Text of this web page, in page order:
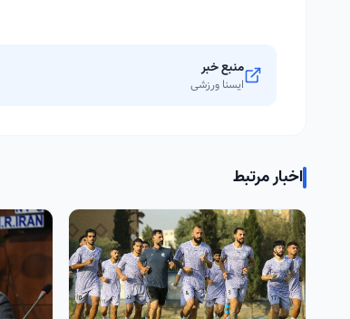
منبع خبر
ایسنا ورزشی
اخبار مرتبط